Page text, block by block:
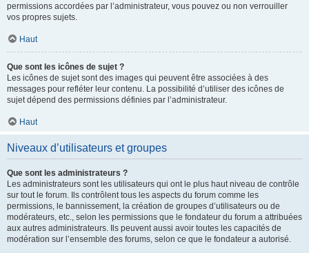
permissions accordées par l’administrateur, vous pouvez ou non verrouiller
vos propres sujets.
Haut
Que sont les icônes de sujet ?
Les icônes de sujet sont des images qui peuvent être associées à des
messages pour refléter leur contenu. La possibilité d’utiliser des icônes de
sujet dépend des permissions définies par l’administrateur.
Haut
Niveaux d’utilisateurs et groupes
Que sont les administrateurs ?
Les administrateurs sont les utilisateurs qui ont le plus haut niveau de contrôle
sur tout le forum. Ils contrôlent tous les aspects du forum comme les
permissions, le bannissement, la création de groupes d’utilisateurs ou de
modérateurs, etc., selon les permissions que le fondateur du forum a attribuées
aux autres administrateurs. Ils peuvent aussi avoir toutes les capacités de
modération sur l’ensemble des forums, selon ce que le fondateur a autorisé.